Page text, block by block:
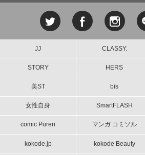
JJ CLASSY.
STORY HERS
美ST bis
女性自身 SmartFLASH
comic Pureri マンガ コミソル
kokode.jp kokode Beauty